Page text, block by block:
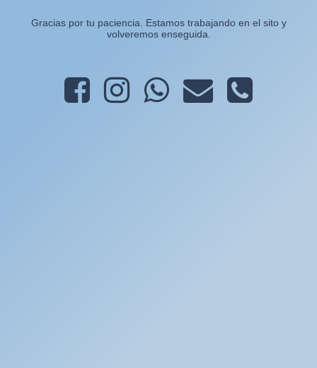
Gracias por tu paciencia. Estamos trabajando en el sito y
volveremos enseguida.